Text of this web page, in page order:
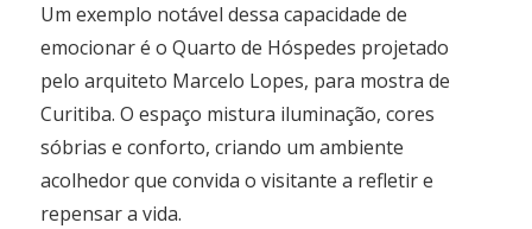
Um exemplo notável dessa capacidade de
emocionar é o Quarto de Hóspedes projetado
pelo arquiteto Marcelo Lopes, para mostra de
Curitiba. O espaço mistura iluminação, cores
sóbrias e conforto, criando um ambiente
acolhedor que convida o visitante a refletir e
repensar a vida.